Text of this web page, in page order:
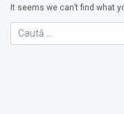
It seems we can’t find what